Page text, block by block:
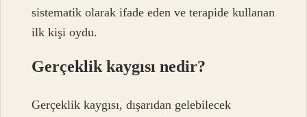
sistematik olarak ifade eden ve terapide kullanan
ilk kişi oydu.
Gerçeklik kaygısı nedir?
Gerçeklik kaygısı, dışarıdan gelebilecek